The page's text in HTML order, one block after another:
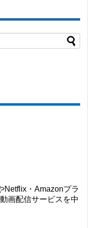
Netflix・Amazonプラ
画配信サービスを中